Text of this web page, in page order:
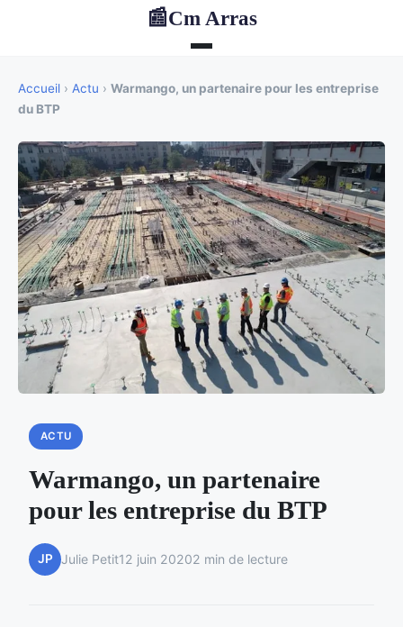
📰Cm Arras
Accueil › Actu › Warmango, un partenaire pour les entreprise
du BTP
ACTU
Warmango, un partenaire
pour les entreprise du BTP
JP Julie Petit12 juin 20202 min de lecture